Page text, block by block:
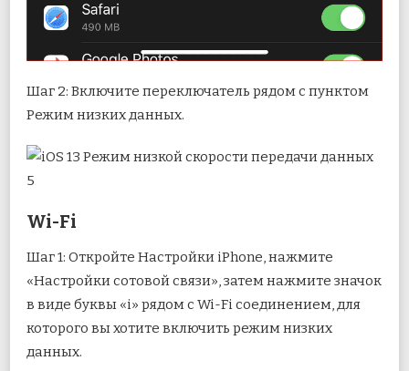
Шаг 2: Включите переключатель рядом с пунктом
Режим низких данных.
Wi-Fi
Шаг 1: Откройте Настройки iPhone, нажмите
«Настройки сотовой связи», затем нажмите значок
в виде буквы «i» рядом с Wi-Fi соединением, для
которого вы хотите включить режим низких
данных.